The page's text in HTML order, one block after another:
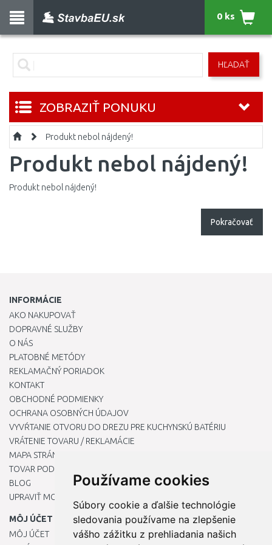
Používame cookies
Súbory cookie a ďalšie technológie
sledovania používame na zlepšenie
vášho zážitku z prehliadania našich
HĽADAŤ
0 ks
ZOBRAZIŤ PONUKU
Produkt nebol nájdený!
Produkt nebol nájdený!
Produkt nebol nájdený!
Pokračovať
INFORMÁCIE
AKO NAKUPOVAŤ
DOPRAVNÉ SLUŽBY
O NÁS
PLATOBNÉ METÓDY
REKLAMAČNÝ PORIADOK
KONTAKT
OBCHODNÉ PODMIENKY
OCHRANA OSOBNÝCH ÚDAJOV
VYVŔTANIE OTVORU DO DREZU PRE KUCHYNSKÚ BATÉRIU
VRÁTENIE TOVARU / REKLAMÁCIE
MAPA STRÁNOK
TOVAR PODĽA ZNAČIEK
BLOG
UPRAVIŤ MOJE PREDVOĽBY COOKIES
MÔJ ÚČET
MÔJ ÚČET